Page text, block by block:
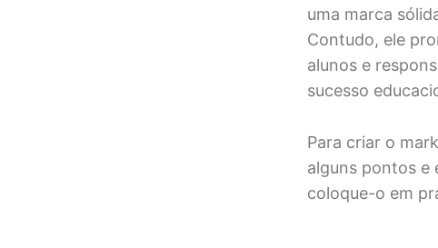
uma marca
Contudo, ele
alunos e
sucesso
Para criar o
alguns pontos e
coloque-o em